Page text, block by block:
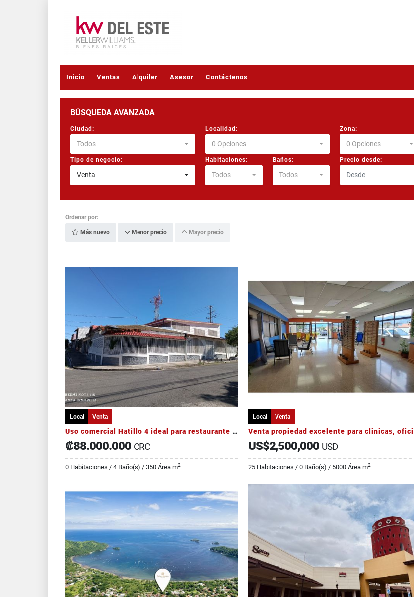
Inicio Ventas Alquiler Asesor Contáctenos
BÚSQUEDA AVANZADA
Ciudad:
Todos
Localidad:
0 Opciones
Zona:
0 Opciones
Tipo de negocio:
Venta
Habitaciones:
Todos
Baños:
Todos
Precio desde:
Ordenar por:
Más nuevo Menor precio Mayor precio
Local Venta
Uso comercial Hatillo 4 ideal para restaurante o supermercado
₡88.000.000 CRC
0 Habitaciones / 4 Baño(s) / 350 Área m2
Local Venta
US$2,500,000 USD
25 Habitaciones / 0 Baño(s) / 5000 Área m2